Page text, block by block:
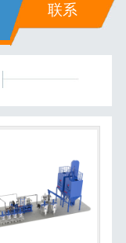
在线留言
联系我们
联系